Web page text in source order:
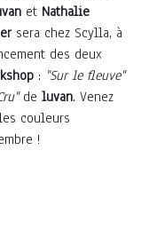
et Nathalie
sera chez Scylla, à
des deux
: "Sur le fleuve"
de luvan. Venez
couleurs
!